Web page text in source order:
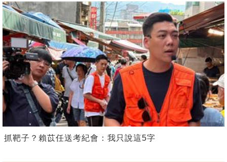
抓靶子？賴苡任送考紀會：我只說這5字